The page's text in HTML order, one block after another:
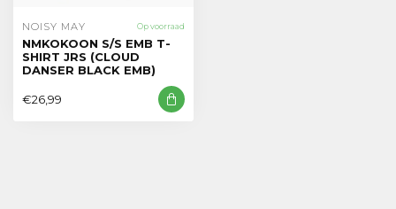
NOISY MAY Op voorraad
NMKOKOON S/S EMB T-
SHIRT JRS (CLOUD
DANSER BLACK EMB)
€26,99